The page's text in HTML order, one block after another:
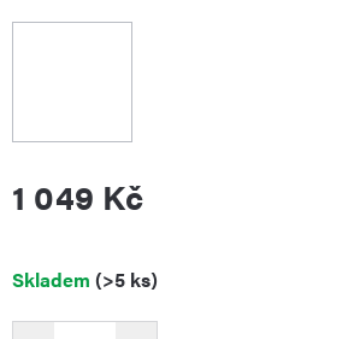
1 049 Kč
Měrná
Skladem (>5 ks)